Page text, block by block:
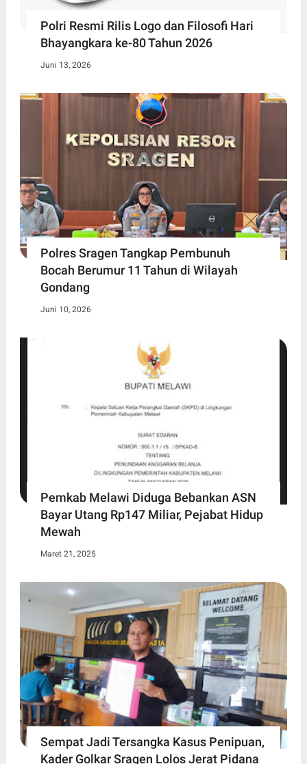
Polri Resmi Rilis Logo dan Filosofi Hari
Bhayangkara ke-80 Tahun 2026
Juni 13, 2026
Polres Sragen Tangkap Pembunuh
Bocah Berumur 11 Tahun di Wilayah
Gondang
Juni 10, 2026
Pemkab Melawi Diduga Bebankan ASN
Bayar Utang Rp147 Miliar, Pejabat Hidup
Mewah
Maret 21, 2025
Sempat Jadi Tersangka Kasus Penipuan,
Kader Golkar Sragen Lolos Jerat Pidana